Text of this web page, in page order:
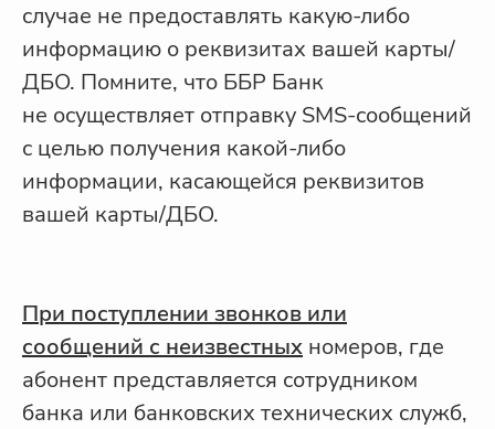
случае не предоставлять какую-либо
информацию о реквизитах вашей карты/
ДБО. Помните, что ББР Банк
не осуществляет отправку SMS-сообщений
с целью получения какой-либо
информации, касающейся реквизитов
вашей карты/ДБО.
При поступлении звонков или
сообщений с неизвестных номеров, где
абонент представляется сотрудником
банка или банковских технических служб,